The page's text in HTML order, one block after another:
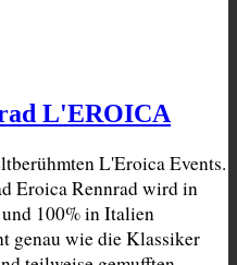
L'EROICA
L'Eroica Events.
Eroica Rennrad wird in
100% in Italien
genau wie die Klassiker